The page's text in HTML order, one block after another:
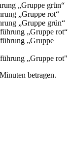
„Gruppe grün“
„Gruppe rot“
„Gruppe grün“
„Gruppe rot“
„Gruppe
„Gruppe rot"
betragen.